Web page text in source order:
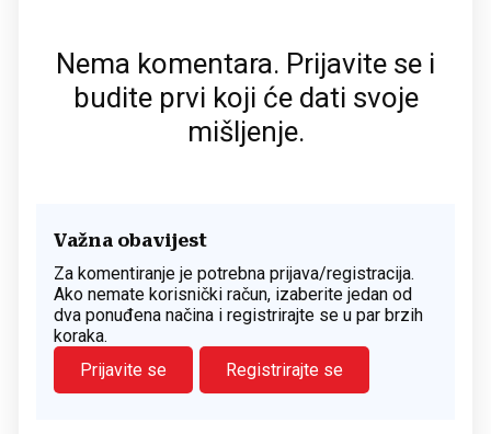
Nema komentara. Prijavite se i
budite prvi koji će dati svoje
mišljenje.
Važna obavijest
Za komentiranje je potrebna prijava/registracija.
Ako nemate korisnički račun, izaberite jedan od
dva ponuđena načina i registrirajte se u par brzih
koraka.
Prijavite se
Registrirajte se